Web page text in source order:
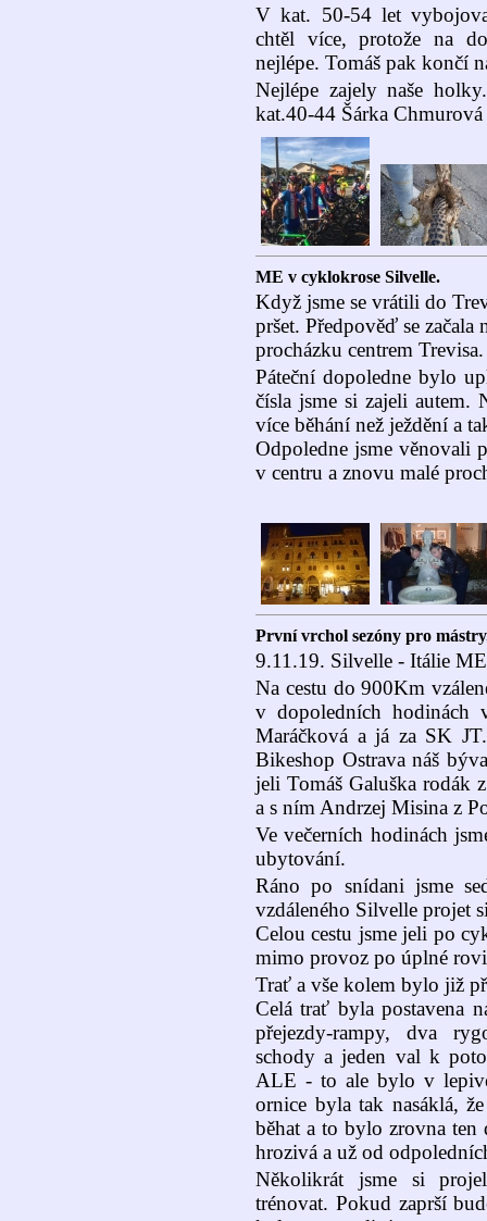
V kat. 50-54 let
chtěl více, protože na
nejlépe. Tomáš pak končí
Nejlépe zajely naše
kat.40-44 Šárka
ME v cyklokrose Silvelle.
Když jsme se vrátili do
pršet. Předpověď se začala
procházku centrem Trevisa.
Páteční dopoledne bylo
čísla jsme si zajeli autem.
více běhání než ježdění a
Odpoledne jsme věnovali
v centru a znovu malé
První vrchol sezóny pro
9.11.19. Silvelle - Itálie
Na cestu do 900Km
v dopoledních hodinách
Maráčková a já za SK
Bikeshop Ostrava náš
jeli Tomáš Galuška rodák
a s ním Andrzej Misina z
Ve večerních hodinách
ubytování.
Ráno po snídani jsme
vzdáleného Silvelle projet
Celou cestu jsme jeli po
mimo provoz po úplné
Trať a vše kolem bylo již
Celá trať byla postavena
přejezdy-rampy, dva
schody a jeden val k
ALE - to ale bylo v
ornice byla tak nasáklá,
běhat a to bylo zrovna ten
hrozivá a už od
Několikrát jsme si
trénovat. Pokud zaprší